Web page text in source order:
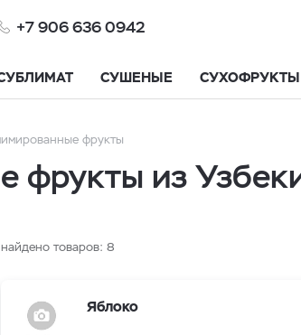
+7 906 636 0942
СУШЕНЫЕ СУХОФРУКТЫ
фрукты
фрукты из
найдено товаров: 8
Яблоко